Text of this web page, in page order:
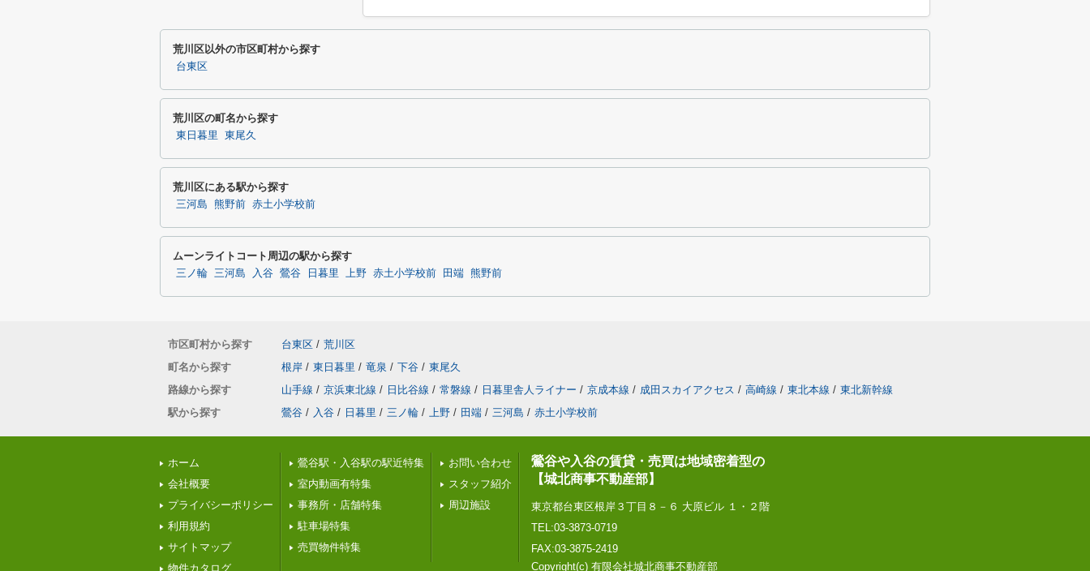
荒川区以外の市区町村から探す
台東区
荒川区の町名から探す
東日暮里 東尾久
荒川区にある駅から探す
三河島 熊野前 赤土小学校前
ムーンライトコート周辺の駅から探す
三ノ輪 三河島 入谷 鶯谷 日暮里 上野 赤土小学校前 田端 熊野前
市区町村から探す 台東区 / 荒川区
町名から探す
根岸 / 東日暮里 / 竜泉 / 下谷 / 東尾久
路線から探す
山手線 / 京浜東北線 / 日比谷線 / 常磐線 / 日暮里舎人ライナー / 京成本線 / 成田スカイアクセス / 高崎線 / 東北本線 / 東北新幹線
駅から探す
鶯谷 / 入谷 / 日暮里 / 三ノ輪 / 上野 / 田端 / 三河島 / 赤土小学校前
ホーム
会社概要
プライバシーポリシー
利用規約
サイトマップ
物件カタログ
鶯谷駅・入谷駅の駅近特集
室内動画有特集
事務所・店舗特集
駐車場特集
売買物件特集
お問い合わせ
スタッフ紹介
周辺施設
鶯谷や入谷の賃貸・売買は地域密着型の
【城北商事不動産部】
東京都台東区根岸３丁目８－６ 大原ビル １・２階
TEL:03-3873-0719
FAX:03-3875-2419
Copyright(c) 有限会社城北商事不動産部